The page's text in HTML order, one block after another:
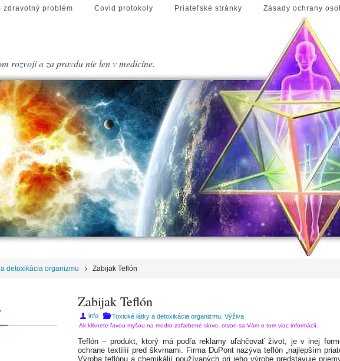
zdravotný problém Covid protokoly Priateľské stránky Zásady ochrany
rozvoji a za pravdu nie len v medicíne.
detoxikácia organizmu Zabijak Teflón
Zabijak Teflón
info Toxické látky a detoxikácia organizmu, Výživa
Ak kliknete ľavou myšou na modro zafarbené slovo, otvorí sa Vám o tom viac informácií.
Teflón – produkt, ktorý má podľa reklamy uľahčovať život, je v inej
ochrane textílií pred škvrnami. Firma DuPont nazýva teflón „najlepším
Výroba teflónu a chemikálií používaných pri jeho výrobe predstavuje